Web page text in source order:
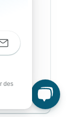
des